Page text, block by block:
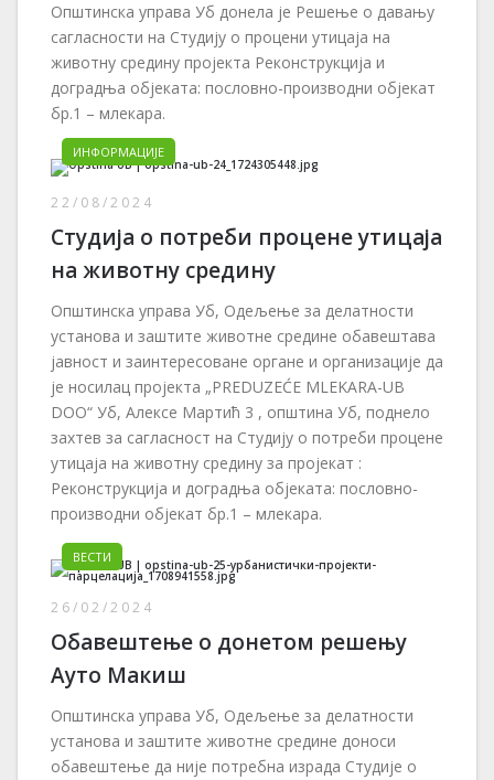
Општинска управа Уб донела је Решење о давању
сагласности на Студију о процени утицаја на
животну средину пројекта Pеконструкција и
доградња објеката: пословно-производни објекат
бр.1 – млекара.
ИНФОРМАЦИЈЕ
22/08/2024
Студија о потреби процене утицаја
на животну средину
Општинска управа Уб, Одељење за делатности
установа и заштите животне средине обавештава
јавност и заинтересоване органе и организације да
је носилац пројекта „PREDUZEĆE MLEKARA-UB
DOO“ Уб, Алексе Мартић 3 , општина Уб, поднело
захтев за сагласност на Студију о потреби процене
утицаја на животну средину за пројекат :
Pеконструкција и доградња објеката: пословно-
производни објекат бр.1 – млекара.
ВЕСТИ
26/02/2024
Обавештење о донетом решењу
Ауто Макиш
Општинска управа Уб, Одељење за делатности
установа и заштите животне средине доноси
обавештење да није потребна израда Студије о